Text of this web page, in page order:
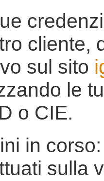
cliente,
sul sito
le
o CIE.
in
sulla